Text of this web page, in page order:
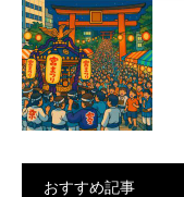
おすすめ記事